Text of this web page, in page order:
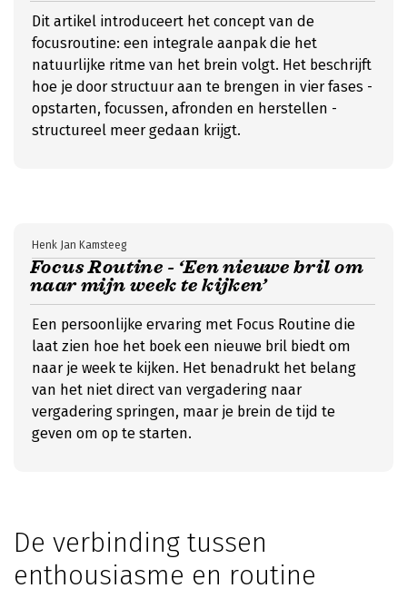
Dit artikel introduceert het concept van de
focusroutine: een integrale aanpak die het
natuurlijke ritme van het brein volgt. Het beschrijft
hoe je door structuur aan te brengen in vier fases -
opstarten, focussen, afronden en herstellen -
structureel meer gedaan krijgt.
Focus Routine - ‘Een nieuwe bril om
naar mijn week te kijken’
Henk Jan Kamsteeg
Een persoonlijke ervaring met Focus Routine die
laat zien hoe het boek een nieuwe bril biedt om
naar je week te kijken. Het benadrukt het belang
van het niet direct van vergadering naar
vergadering springen, maar je brein de tijd te
geven om op te starten.
De verbinding tussen
enthousiasme en routine